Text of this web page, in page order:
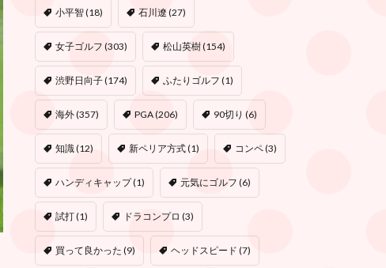
小平智(18) 石川遼 (27)
女子ゴルフ (303) 松山英樹(154)
渋野日向子(174) ふたりゴルフ (1)
海外(357) PGA(206) 90切り (6)
知識(12) 新ペリア方式(1) コンペ(3)
ハンディキャップ(1) 元気にゴルフ (6)
試打(1) ドラコンプロ (3)
買って良かった (9) ヘッドスピード (7)